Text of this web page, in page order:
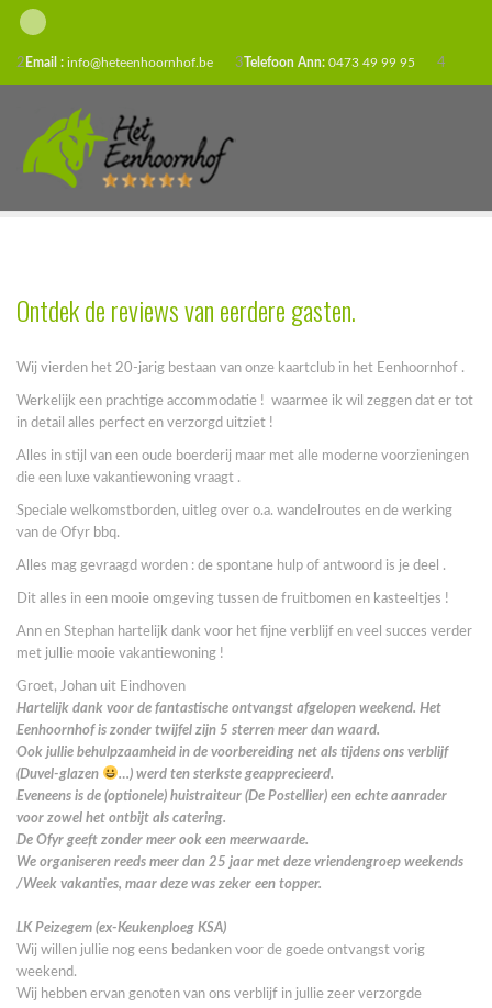
2 Email : info@heteenhoornhof.be 3Telefoon Ann: 0473 49 99 95 4
Ontdek de reviews van eerdere gasten.
Wij vierden het 20-jarig bestaan van onze kaartclub in het Eenhoornhof .
Werkelijk een prachtige accommodatie ! waarmee ik wil zeggen dat er tot
in detail alles perfect en verzorgd uitziet !
Alles in stijl van een oude boerderij maar met alle moderne voorzieningen
die een luxe vakantiewoning vraagt .
Speciale welkomstborden, uitleg over o.a. wandelroutes en de werking
van de Ofyr bbq.
Alles mag gevraagd worden : de spontane hulp of antwoord is je deel .
Dit alles in een mooie omgeving tussen de fruitbomen en kasteeltjes !
Ann en Stephan hartelijk dank voor het fijne verblijf en veel succes verder
met jullie mooie vakantiewoning !
Groet, Johan uit Eindhoven
Hartelijk dank voor de fantastische ontvangst afgelopen weekend. Het
Eenhoornhof is zonder twijfel zijn 5 sterren meer dan waard.
Ook jullie behulpzaamheid in de voorbereiding net als tijdens ons verblijf
(Duvel-glazen
…) werd ten sterkste geapprecieerd.
Eveneens is de (optionele) huistraiteur (De Postellier) een echte aanrader
voor zowel het ontbijt als catering.
De Ofyr geeft zonder meer ook een meerwaarde.
We organiseren reeds meer dan 25 jaar met deze vriendengroep weekends
/Week vakanties, maar deze was zeker een topper.
LK Peizegem (ex-Keukenploeg KSA)
Wij willen jullie nog eens bedanken voor de goede ontvangst vorig
weekend.
Wij hebben ervan genoten van ons verblijf in jullie zeer verzorgde